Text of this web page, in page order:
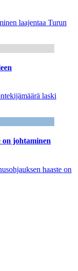
laajentaa Turun
laski
on johtaminen
haaste on